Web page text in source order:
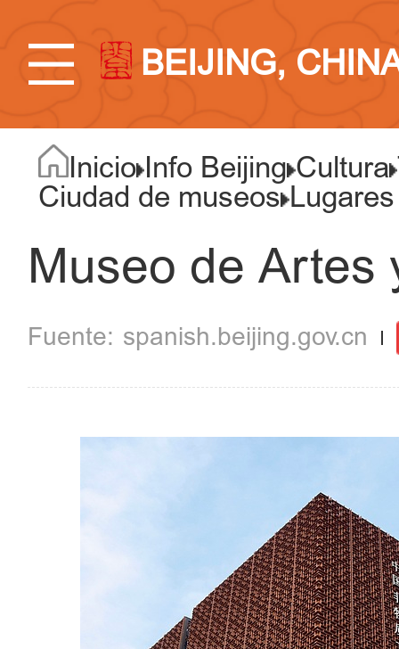
BEIJING,
Inicio Info Beijing Cultura
Ciudad de museos Lugares
Museo de Artes
spanish.beijing.gov.cn